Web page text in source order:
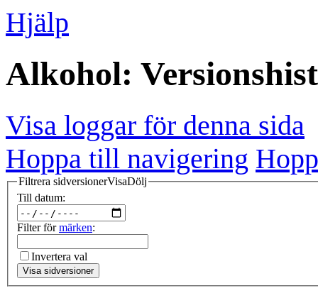
Hjälp
Alkohol:
Visa loggar för denna sida
Hoppa till navigering
Filtrera sidversionerVisaDölj
Till datum:
Filter förmärken:
Invertera val
Visa sidversioner